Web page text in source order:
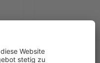
Poster-